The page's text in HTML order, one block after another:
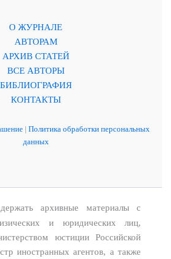
О ЖУРНАЛЕ
АВТОРАМ
АРХИВ СТАТЕЙ
ВСЕ АВТОРЫ
БИБЛИОГРАФИЯ
КОНТАКТЫ
| Политика обработки персональных
данных
архивные материалы с
и юридических лиц,
юстиции Российской
иностранных агентов, а также